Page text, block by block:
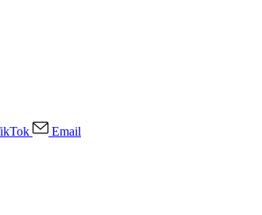
Email